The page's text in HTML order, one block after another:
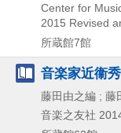
Center for
2015 Revised
所蔵館7館
音楽家近衞
藤田由之編 ; 藤
音楽之友社